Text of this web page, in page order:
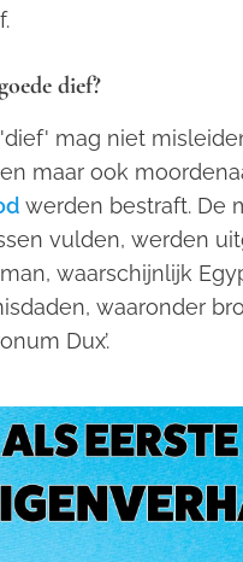
dief?
mag niet
maar ook
werden bestraft. De
vulden, werden
waarschijnlijk
waaronder
Dux’.